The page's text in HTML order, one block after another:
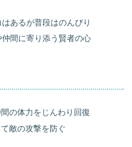
あるが普段はのんびり
間に寄り添う賢者の心
間の体力をじんわり回復
敵の攻撃を防ぐ